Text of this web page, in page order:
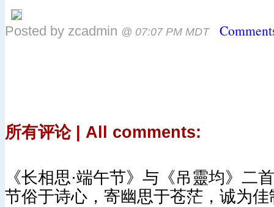
Posted by zcadmin @ 07:07 PM MDT
所有评论 | All comments:
《长相思·端午节》与《吊靈均》
节俗于诗心，寄幽思于苍茫，诚为